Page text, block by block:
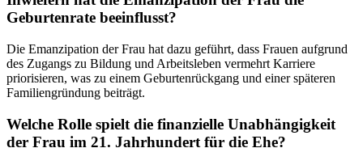
Geburtenrate beeinflusst?
Die Emanzipation der Frau hat dazu geführt, dass Frauen aufgrund
des Zugangs zu Bildung und Arbeitsleben vermehrt Karriere
priorisieren, was zu einem Geburtenrückgang und einer späteren
Familiengründung beiträgt.
Welche Rolle spielt die finanzielle Unabhängigkeit
der Frau im 21. Jahrhundert für die Ehe?